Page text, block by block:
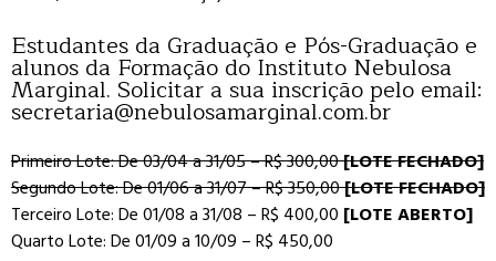
Estudantes da Graduação e Pós-Graduação e
alunos da Formação do Instituto Nebulosa
Marginal. Solicitar a sua inscrição pelo email:
secretaria@nebulosamarginal.com.br
Primeiro Lote: De 03/04 a 31/05 – R$ 300,00[LOTE FECHADO]
Segundo Lote: De 01/06 a 31/07 – R$ 350,00[LOTE FECHADO]
Terceiro Lote: De 01/08 a 31/08 – R$ 400,00 [LOTE ABERTO]
Quarto Lote: De 01/09 a 10/09 – R$ 450,00